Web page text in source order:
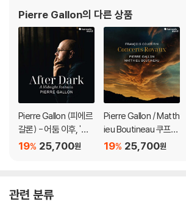
Pierre Gallon의 다른 상품
Pierre Gallon (피에르
갈론) - 어둠 이후, '한
밤의 판타지아' (After
25,700원
19%
Pierre Gallon / Matth
ieu Boutineau 쿠프
랭: 왕궁의 콩세르 (Co
25,700원
19%
관련 분류